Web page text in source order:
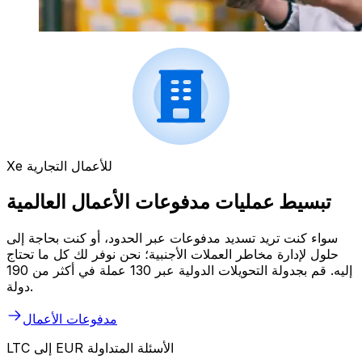
Xe للأعمال التجارية
تبسيط عمليات مدفوعات الأعمال العالمية
سواء كنت تريد تسديد مدفوعات عبر الحدود، أو كنت بحاجة إلى
حلول لإدارة مخاطر العملات الأجنبية؛ نحن نوفر لك كل ما تحتاج
إليه. قم بجدولة التحويلات الدولية عبر 130 عملة في أكثر من 190
دولة.
مدفوعات الأعمال
LTC إلى EUR الأسئلة المتداولة